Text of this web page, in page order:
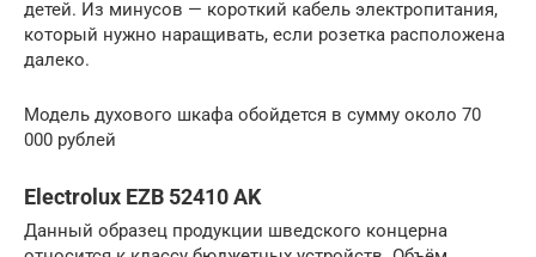
детей. Из минусов — короткий кабель электропитания,
который нужно наращивать, если розетка расположена
далеко.
Модель духового шкафа обойдется в сумму около 70
000 рублей
Electrolux EZB 52410 AK
Данный образец продукции шведского концерна